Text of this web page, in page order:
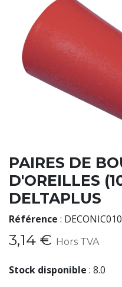
PAIRES DE
D'OREILLES
DELTAPLUS
Référence : DECONIC010
3,14 € Hors TVA
Stock disponible : 8.0